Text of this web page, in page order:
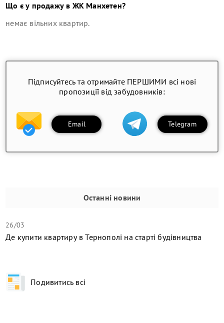
Що є у продажу в ЖК Манхетен?
немає вільних квартир.
Підписуйтесь та отримайте ПЕРШИМИ всі нові
пропозиції від забудовників:
Email Telegram
Останні новини
26/03
Де купити квартиру в Тернополі на старті будівництва
Подивитись всі